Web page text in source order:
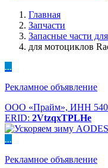
Главная
Запчасти
Запасные части
для мотоциклов
...
Рекламное объявление
ООО «Прайм», ИНН
ERID: 2VtzqxTPLHe
...
Рекламное объявление